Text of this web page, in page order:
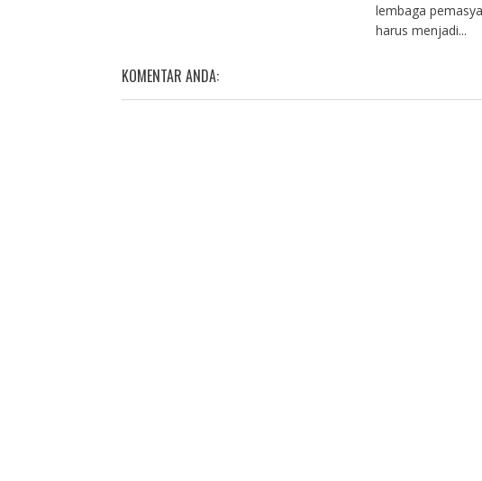
lembaga
harus menjadi...
KOMENTAR ANDA: